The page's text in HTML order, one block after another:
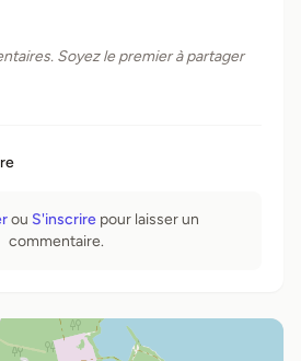
Soyez le premier à partager
ou S'inscrirepour laisser un
commentaire.